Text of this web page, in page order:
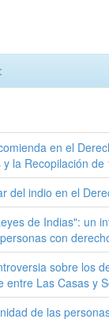
en el
y la Recopilación de
del indio en el
de Indias": un
con
sobre los
entre Las Casas y
de las